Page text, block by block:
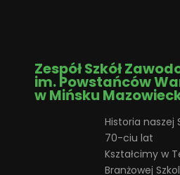
Zespół Szkół
im. Powstańców
w Mińsku
Historia naszej
70-ciu lat
Kształcimy w
Branżowej